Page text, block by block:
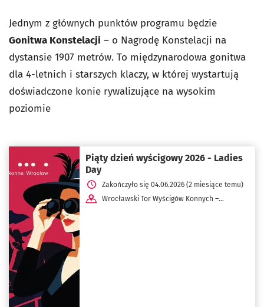
Jednym z głównych punktów programu będzie
Gonitwa Konstelacji – o Nagrodę Konstelacji na
dystansie 1907 metrów. To międzynarodowa gonitwa
dla 4-letnich i starszych klaczy, w której wystartują
doświadczone konie rywalizujące na wysokim
poziomie
Piąty dzień wyścigowy 2026 - Ladies
Day
Zakończyło się 04.06.2026 (2 miesiące temu)
Wrocławski Tor Wyścigów Konnych –